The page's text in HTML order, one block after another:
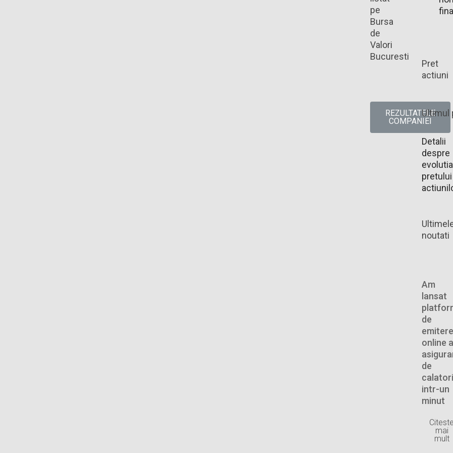
pe
Bursa
de
Valori
Bucuresti
REZULTATELE
COMPANIEI
Pret
actiuni
Ultimul
Detalii
despre
evolutia
pretului
noutati
Am
lansat
de
emitere
online a
de
intr-un
minut
Citeste
mai
mult